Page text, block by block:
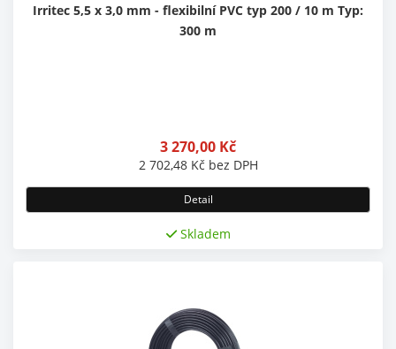
Irritec 5,5 x 3,0 mm - flexibilní PVC typ 200 / 10 m Typ:
300 m
3 270,00 Kč
2 702,48 Kč bez DPH
Detail
Skladem